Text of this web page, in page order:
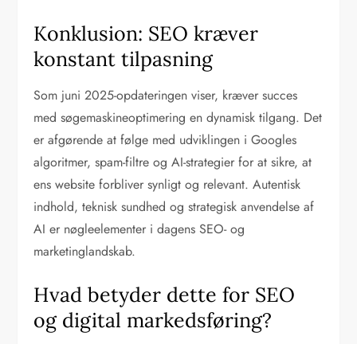
Konklusion: SEO kræver
konstant tilpasning
Som juni 2025-opdateringen viser, kræver succes
med søgemaskineoptimering en dynamisk tilgang. Det
er afgørende at følge med udviklingen i Googles
algoritmer, spam-filtre og AI-strategier for at sikre, at
ens website forbliver synligt og relevant. Autentisk
indhold, teknisk sundhed og strategisk anvendelse af
AI er nøgleelementer i dagens SEO- og
marketinglandskab.
Hvad betyder dette for SEO
og digital markedsføring?